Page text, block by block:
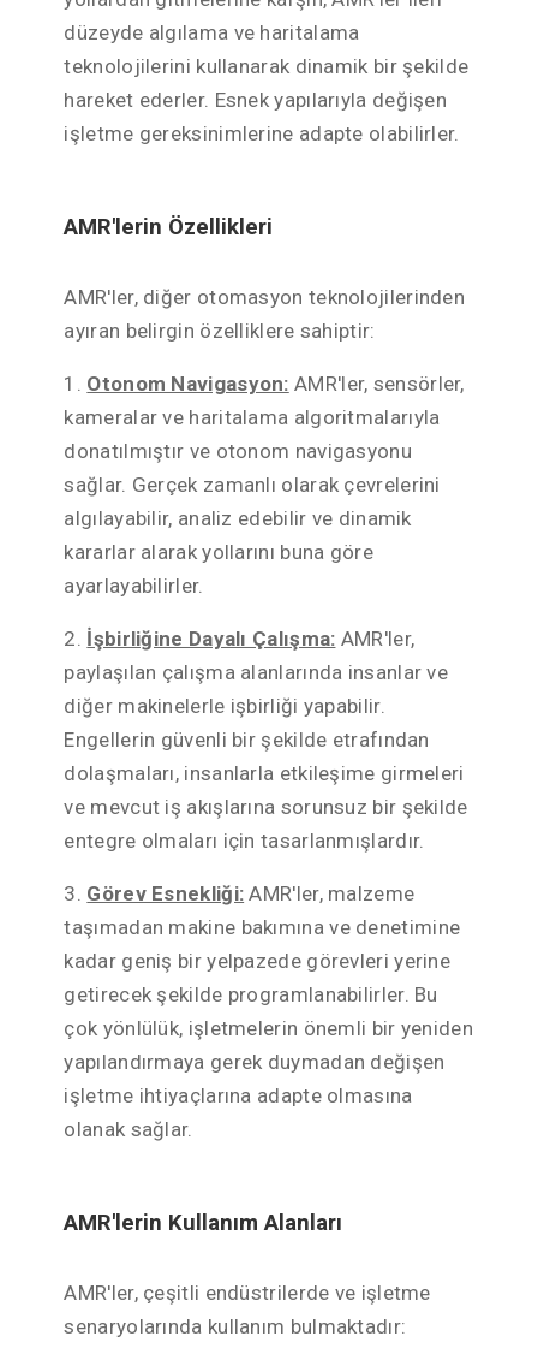
düzeyde algılama ve haritalama
teknolojilerini kullanarak dinamik bir şekilde
hareket ederler. Esnek yapılarıyla değişen
işletme gereksinimlerine adapte olabilirler.
AMR'lerin Özellikleri
AMR'ler, diğer otomasyon teknolojilerinden
ayıran belirgin özelliklere sahiptir:
1. Otonom Navigasyon: AMR'ler, sensörler,
kameralar ve haritalama algoritmalarıyla
donatılmıştır ve otonom navigasyonu
sağlar. Gerçek zamanlı olarak çevrelerini
algılayabilir, analiz edebilir ve dinamik
kararlar alarak yollarını buna göre
ayarlayabilirler.
2. İşbirliğine Dayalı Çalışma: AMR'ler,
paylaşılan çalışma alanlarında insanlar ve
diğer makinelerle işbirliği yapabilir.
Engellerin güvenli bir şekilde etrafından
dolaşmaları, insanlarla etkileşime girmeleri
ve mevcut iş akışlarına sorunsuz bir şekilde
entegre olmaları için tasarlanmışlardır.
3. Görev Esnekliği: AMR'ler, malzeme
taşımadan makine bakımına ve denetimine
kadar geniş bir yelpazede görevleri yerine
getirecek şekilde programlanabilirler. Bu
çok yönlülük, işletmelerin önemli bir yeniden
yapılandırmaya gerek duymadan değişen
işletme ihtiyaçlarına adapte olmasına
olanak sağlar.
AMR'lerin Kullanım Alanları
AMR'ler, çeşitli endüstrilerde ve işletme
senaryolarında kullanım bulmaktadır: